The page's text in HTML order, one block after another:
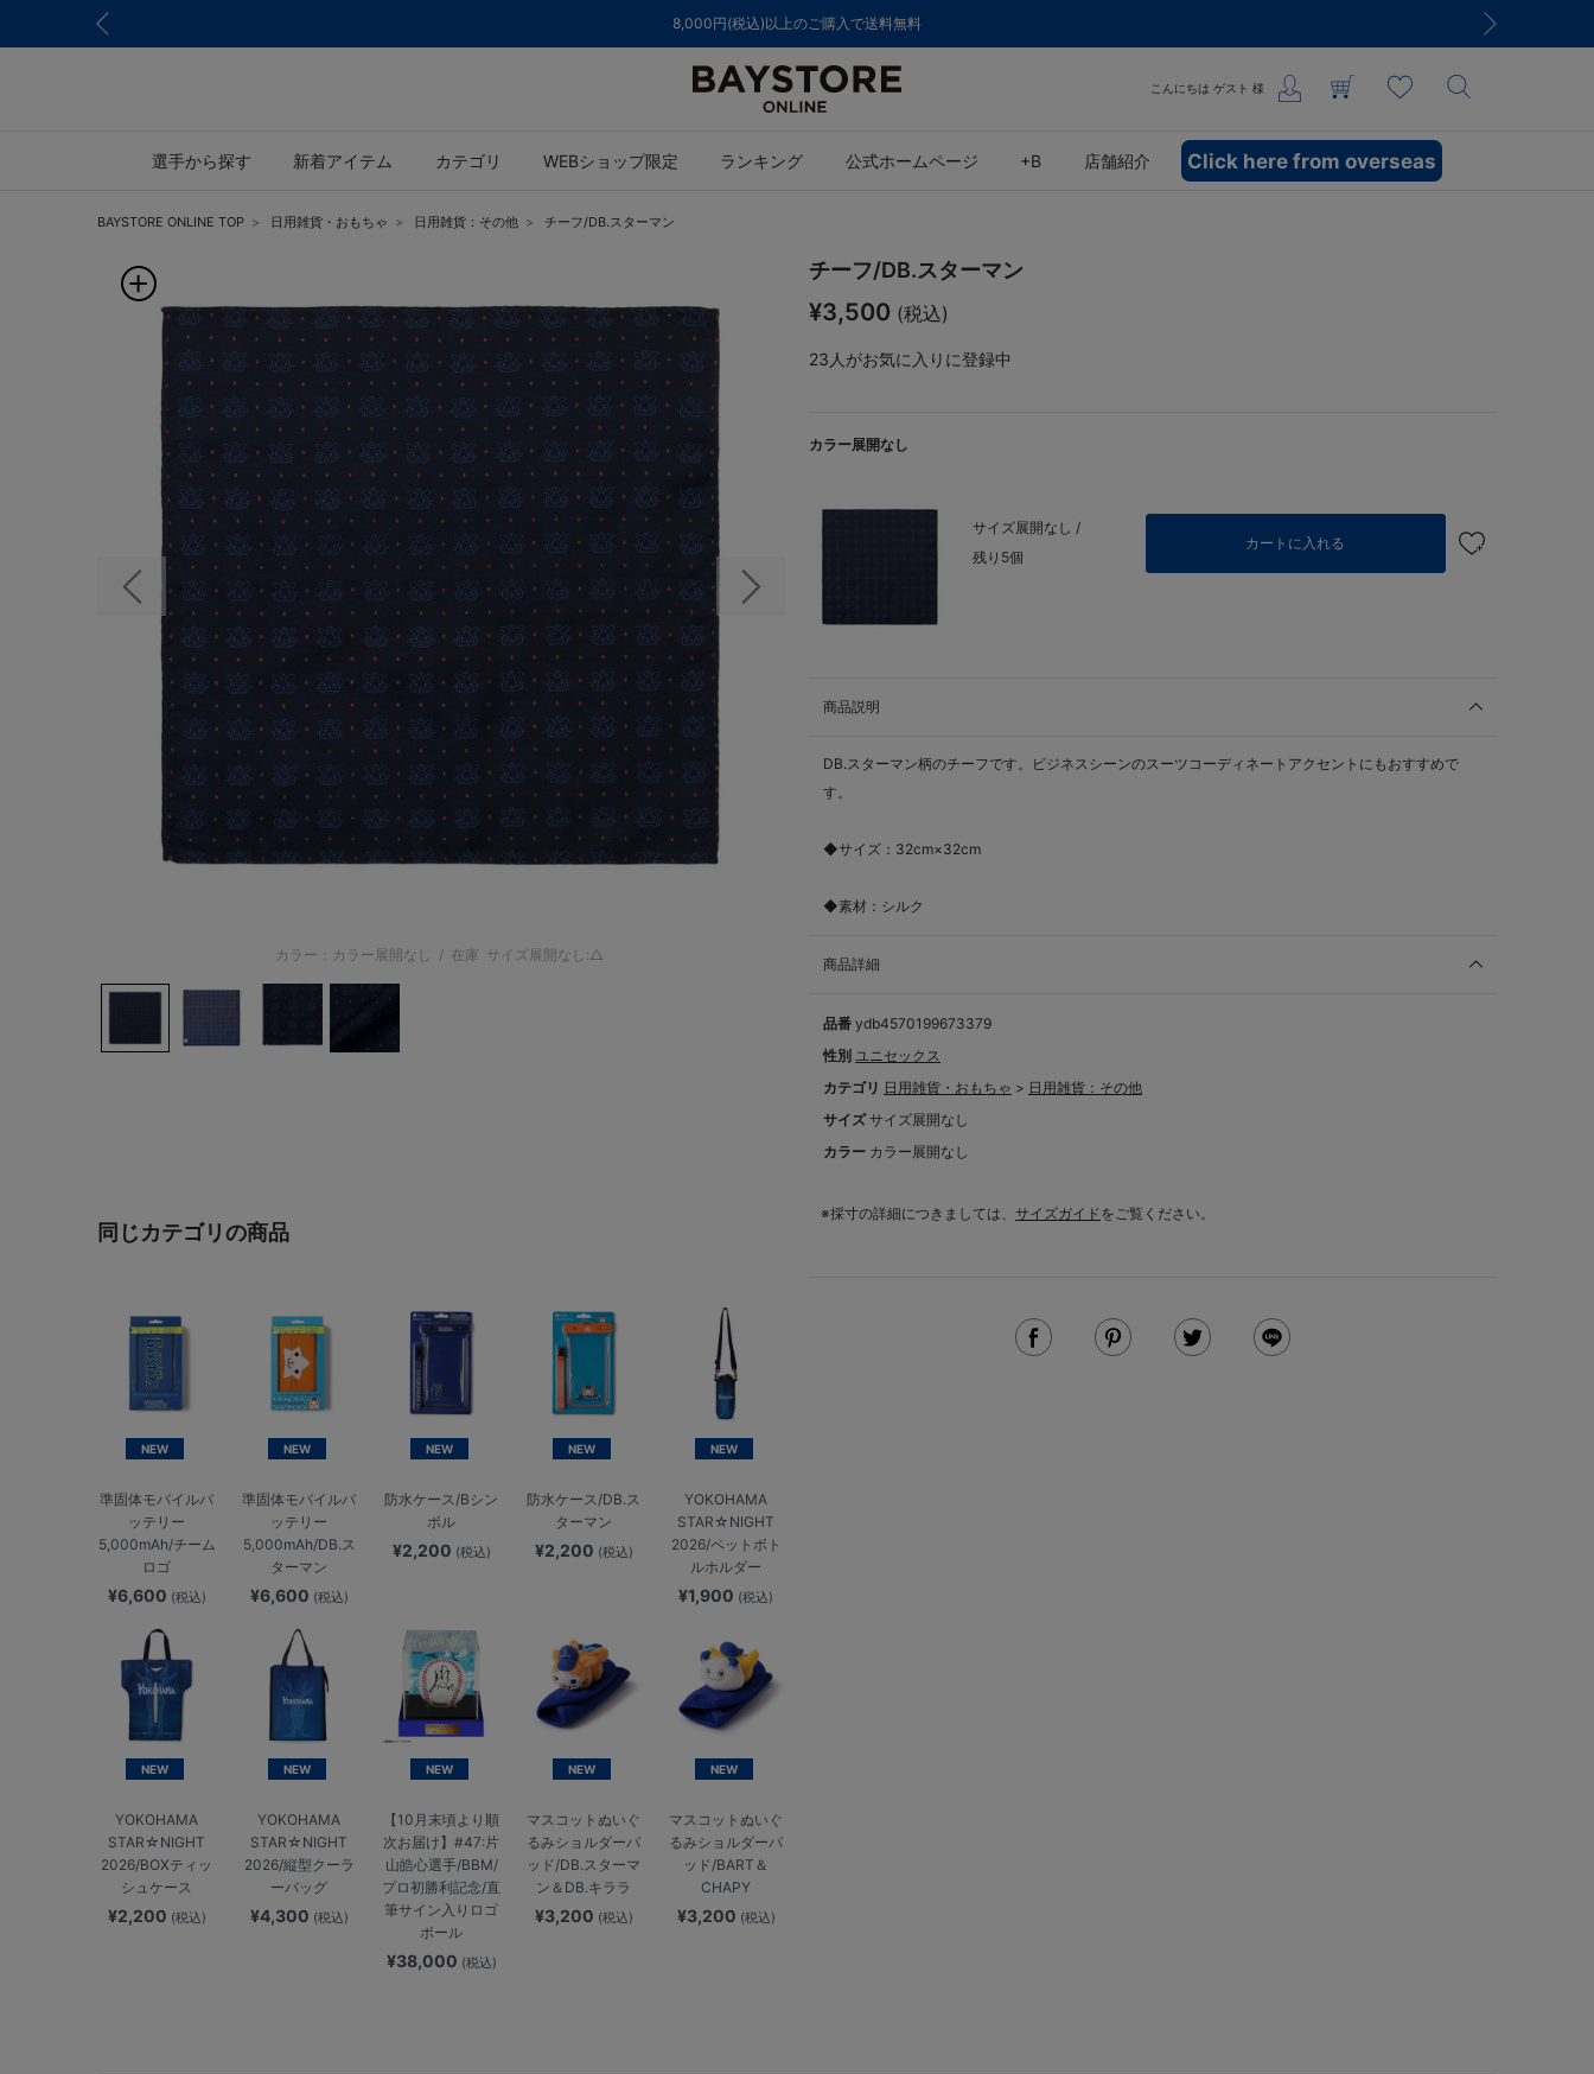
8,000円(税込)以上のご購入で送料無料
こんにちは ゲスト 様
選手から探す 新着アイテム カテゴリ WEBショップ限定 ランキング 公式ホームページ +B 店舗紹介 Click here from overseas
BAYSTORE ONLINE TOP 日用雑貨・おもちゃ 日用雑貨：その他 チーフ/DB.スターマン
前の画像 次の画像
カラー：カラー展開なし / 在庫 サイズ展開なし:△
同じカテゴリの商品
NEW
準固体モバイルバ
ッテリー
5,000mAh/チーム
ロゴ
¥6,600 (税込)
NEW
準固体モバイルバ
ッテリー
5,000mAh/DB.ス
ターマン
¥6,600 (税込)
NEW
防水ケース/Bシン
ボル
¥2,200 (税込)
NEW
防水ケース/DB.ス
ターマン
¥2,200 (税込)
NEW
YOKOHAMA
STAR☆NIGHT
2026/ペットボト
ルホルダー
¥1,900 (税込)
NEW
YOKOHAMA
STAR☆NIGHT
2026/BOXティッ
シュケース
¥2,200 (税込)
NEW
YOKOHAMA
STAR☆NIGHT
2026/縦型クーラ
ーバッグ
¥4,300 (税込)
NEW
【10月末頃より順
次お届け】#47:片
山皓心選手/BBM/
プロ初勝利記念/直
筆サイン入りロゴ
ボール
¥38,000 (税込)
NEW
マスコットぬいぐ
るみショルダーパ
ッド/DB.スターマ
ン＆DB.キララ
¥3,200 (税込)
NEW
マスコットぬいぐ
るみショルダーパ
ッド/BART＆
CHAPY
¥3,200 (税込)
チーフ/DB.スターマン
¥3,500 (税込)
23 人がお気に入りに登録中
カラー展開なし
サイズ展開なし /
残り5個
カートに入れる
商品説明
DB.スターマン柄のチーフです。ビジネスシーンのスーツコーディネートアクセントにもおすすめで
す。
◆サイズ：32cm×32cm
◆素材：シルク
商品詳細
品番 ydb4570199673379
性別 ユニセックス
カテゴリ 日用雑貨・おもちゃ > 日用雑貨：その他
サイズ サイズ展開なし
カラー カラー展開なし
※採寸の詳細につきましては、 サイズガイドをご覧ください。